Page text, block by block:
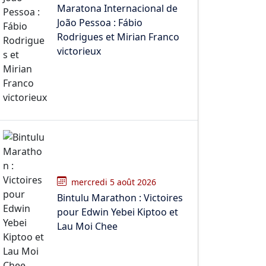
Maratona Internacional de
João Pessoa : Fábio
Rodrigues et Mirian Franco
victorieux
mercredi 5 août 2026
Bintulu Marathon : Victoires
pour Edwin Yebei Kiptoo et
Lau Moi Chee